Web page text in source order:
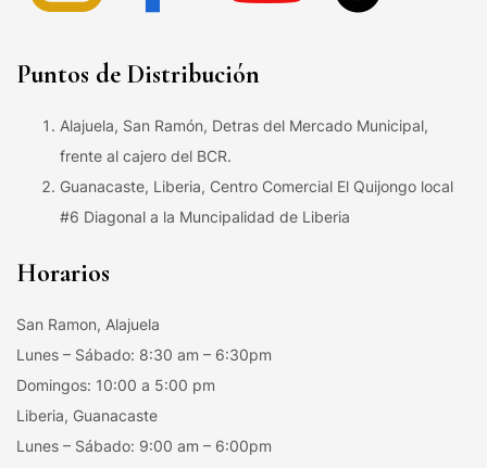
Puntos de Distribución
Alajuela, San Ramón, Detras del Mercado Municipal,
frente al cajero del BCR.
Guanacaste, Liberia, Centro Comercial El Quijongo local
#6 Diagonal a la Muncipalidad de Liberia
Horarios
San Ramon, Alajuela
Lunes – Sábado: 8:30 am – 6:30pm
Domingos: 10:00 a 5:00 pm
Liberia, Guanacaste
Lunes – Sábado: 9:00 am – 6:00pm